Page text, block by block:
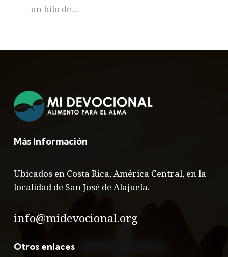
un hilo de...
Más Información
Ubicados en Costa Rica, América Central, en la
localidad de San José de Alajuela.
info@midevocional.org
Otros enlaces